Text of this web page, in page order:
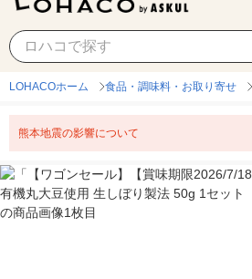
LOHACOホーム 食品・調味料・お取り寄せ
熊本地震の影響について